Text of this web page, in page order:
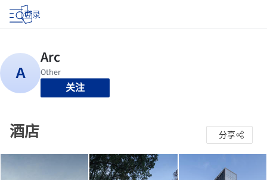
登录
关注
酒店 分享